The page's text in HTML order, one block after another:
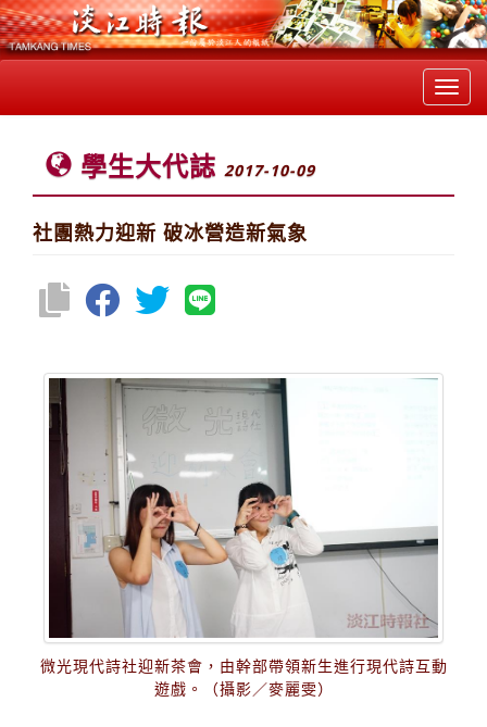
學生大代誌 2017-10-09
社團熱力迎新 破冰營造新氣象
微光現代詩社迎新茶會，由幹部帶領新生進行現代詩互動
遊戲。（攝影／麥麗雯）